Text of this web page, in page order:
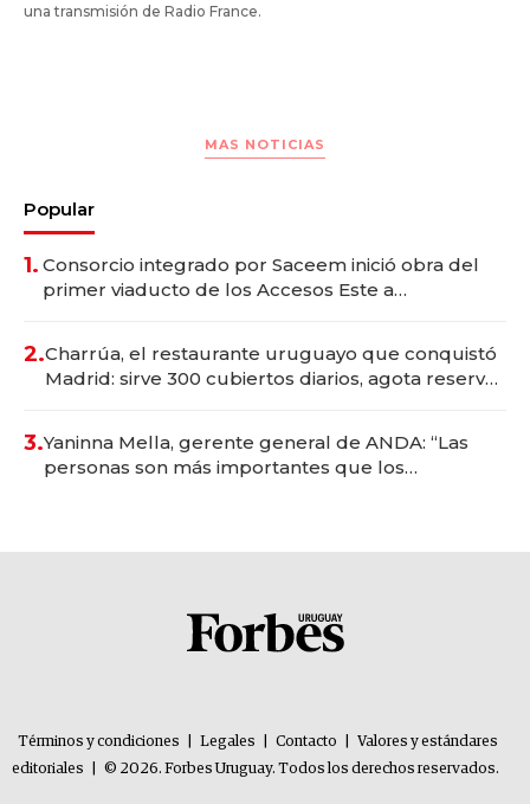
una transmisión de Radio France.
MAS NOTICIAS
Popular
1. Consorcio integrado por Saceem inició obra del
primer viaducto de los Accesos Este a
2.Charrúa, el restaurante uruguayo que conquistó
Madrid: sirve 300 cubiertos diarios, agota reservas
3.Yaninna Mella, gerente general de ANDA: “Las
personas son más importantes que los
Términos y condiciones Legales Contacto
Valores y estándares
editoriales
© 2026. Forbes Uruguay. Todos los derechos reservados.